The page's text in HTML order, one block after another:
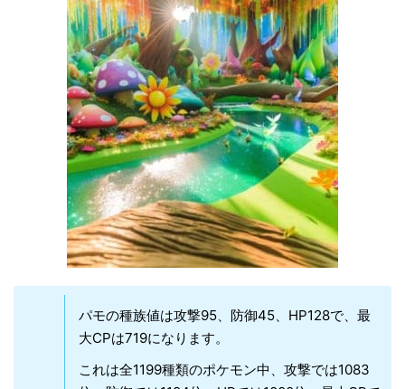
パモの種族値は攻撃95、防御45、HP128で、最
大CPは719になります。
これは全1199種類のポケモン中、攻撃では1083